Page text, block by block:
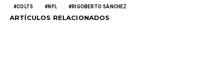
COLTS NFL RIGOBERTO SÁNCHEZ
ARTÍCULOS RELACIONADOS